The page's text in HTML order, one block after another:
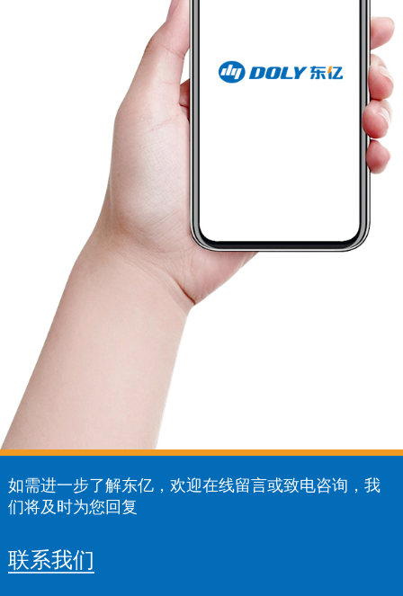
如需进一步了解东亿，欢迎在线留言或致电咨询，我
们将及时为您回复
联系我们